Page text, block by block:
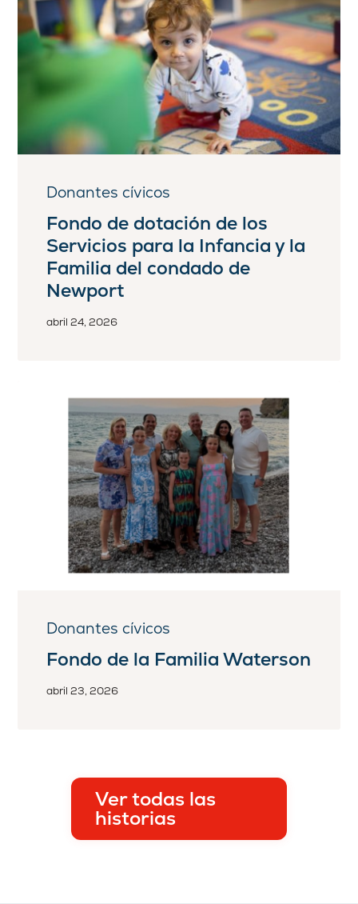
Donantes cívicos
Fondo de dotación de los
Servicios para la Infancia y la
Familia del condado de
Newport
abril 24, 2026
Donantes cívicos
Fondo de la Familia Waterson
abril 23, 2026
Ver todas las
historias